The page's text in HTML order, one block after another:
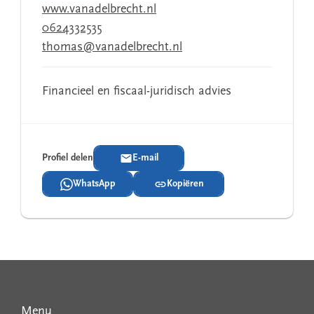
www.vanadelbrecht.nl
0624332535
thomas@vanadelbrecht.nl
Financieel en fiscaal-juridisch advies
Profiel delen E-mail
WhatsApp Kopiëren